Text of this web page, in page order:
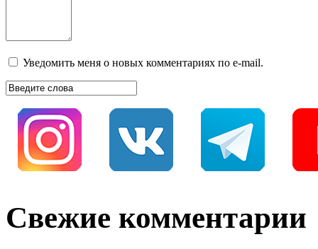
Уведомить меня о новых комментариях по e-mail.
Свежие комментарии